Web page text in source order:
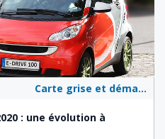
Carte grise et démarches administratives
: une évolution à